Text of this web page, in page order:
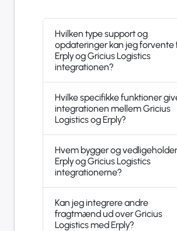
Hvilken type support og
opdateringer kan jeg forvente
Erply og Gricius Logistics
integrationen?
Hvilke specifikke funktioner
integrationen mellem Gricius
Logistics og Erply?
Hvem bygger og vedligeholder
Erply og Gricius Logistics
integrationerne?
Kan jeg integrere andre
fragtmænd ud over Gricius
Logistics med Erply?